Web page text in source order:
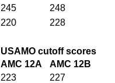
245
248
220
228
USAMO cutoff scores
AMC 12A
AMC 12B
223
227